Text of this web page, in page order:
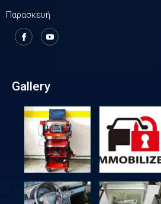
Παρασκευή
Gallery